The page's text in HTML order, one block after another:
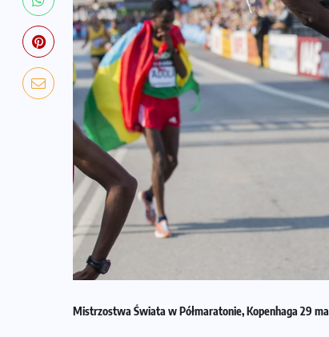
Mistrzostwa Świata w Półmaratonie, Kopenhaga 29